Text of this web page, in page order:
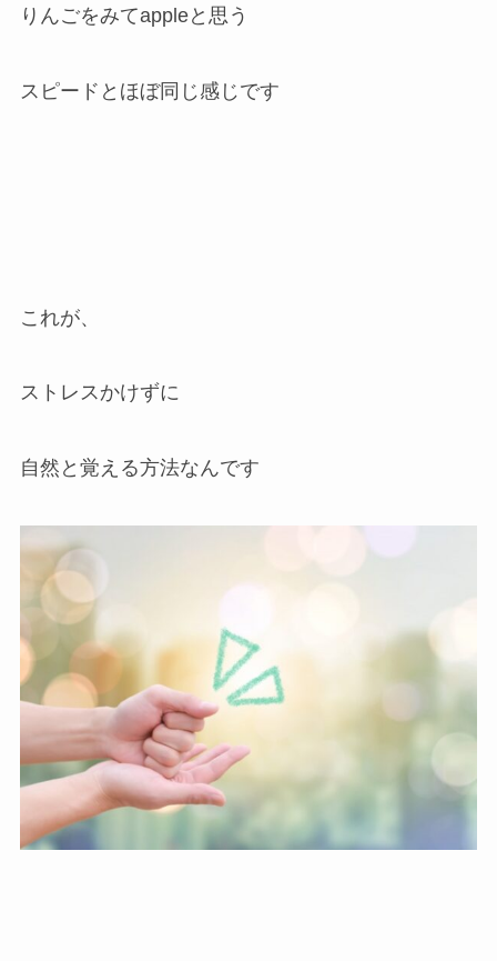
りんごをみてappleと思う
スピードとほぼ同じ感じです
これが、
ストレスかけずに
自然と覚える方法なんです